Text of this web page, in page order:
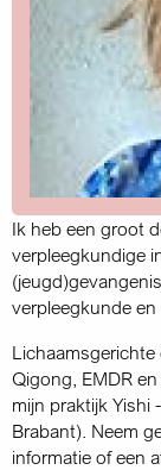
Ik heb een groot
verpleeg­kundige
verpleegkunde
Qigong, EMDR
mijn praktijk Yishi
Brabant). Neem
informatie of een